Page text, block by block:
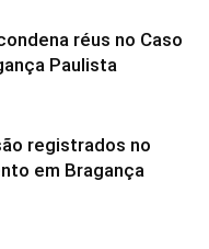
réus no Caso
Paulista
registrados no
em Bragança